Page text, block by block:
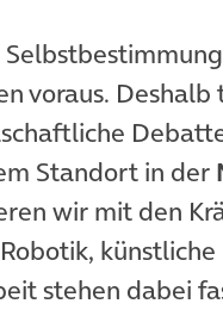
voraus.
Standort in der
wir mit den
stehen dabei